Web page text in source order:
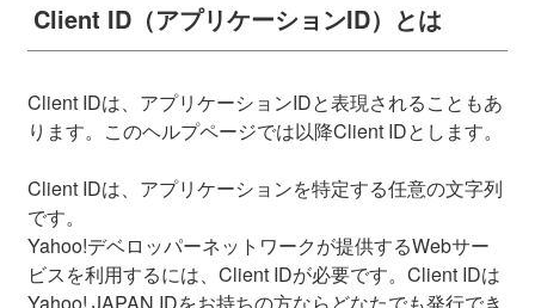
ス
キ
プ
へ
ス
ッ
プ
Client ID（アプリケーションID）とは
Client IDは、アプリケーションIDと表現されることもあ
ります。このヘルプページでは以降Client IDとします。
Client IDは、アプリケーションを特定する任意の文字列
です。
Yahoo!デベロッパーネットワークが提供するWebサー
ビスを利用するには、Client IDが必要です。Client IDは